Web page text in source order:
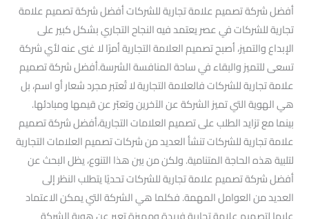
أفضل شركة تصميم علامة تجارية للشركات أفضل شركة تصميم علامة
تجارية للشركات في عصر يعتمد فيه النجاح التجاري بشكل كبير على
الإبداع والتميز، أصبح تصميم العلامة التجارية أمرًا لا غنى عنه لأي شركة
تسعى للتميز والبقاء في ساحة المنافسة الشرسة.أفضل شركة تصميم
علامة تجارية للشركات فالعلامة التجارية لا تُعتبر مجرد شعار أو اسم، بل
هي الهوية التي تميز الشركة عن الآخرين وتعبّر عن قيمها ومبادئها.
بينما مع تزايد الطلب على تصميم العلامات التجارية،أفضل شركة تصميم
علامة تجارية للشركات تنشأ العديد من شركات تصميم العلامات التجارية
لتلبية هذه الحاجة المتنامية. ولكن من بين هذا التنوع، يظل البحث عن
أفضل شركة تصميم علامة تجارية للشركات تحديًا يتطلب النظر إلى
العديد من العوامل المهمة. فكلما هي الشركة التي يمكن الاعتماد